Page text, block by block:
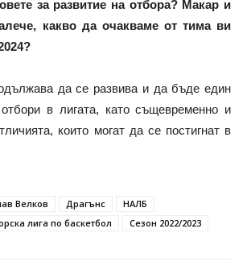
за развитие на отбора? Макар и
какво да очакваме от тима ви
да се развива и да бъде един
отбори в лигата, като същевременно и
които могат да се постигнат в
Велков Драгънс
НАЛБ
лига по баскетбол
Сезон 2022/2023